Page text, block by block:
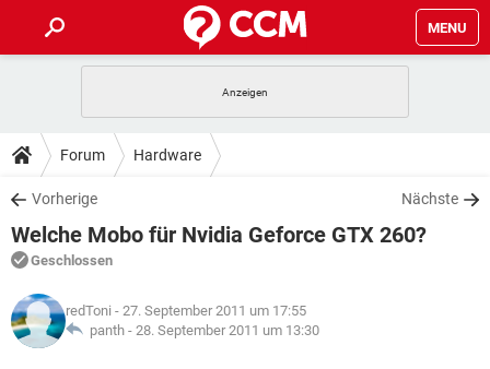
MENU
ANDROID
WINDOWS 10
WHATSAPP TIKTOK
FACEBOOK
TIPPS & TRICKS
SPIELE
WINDOWS 10
WHATSAPP
FACEBOOK HARDWARE
DOWNLOADS
SPIELE STREAMING
ANDROID
WINDOWS 10 INSTAGRAM
WHATSAPP
FORUM
SPIELE
ANDROID IOS
LEXIKON
SPIELE
Forum Hardware
Vorherige Nächste
Welche Mobo für Nvidia Geforce GTX 260?
Geschlossen
redToni - 27. September 2011 um 17:55
panth - 28. September 2011 um 13:30